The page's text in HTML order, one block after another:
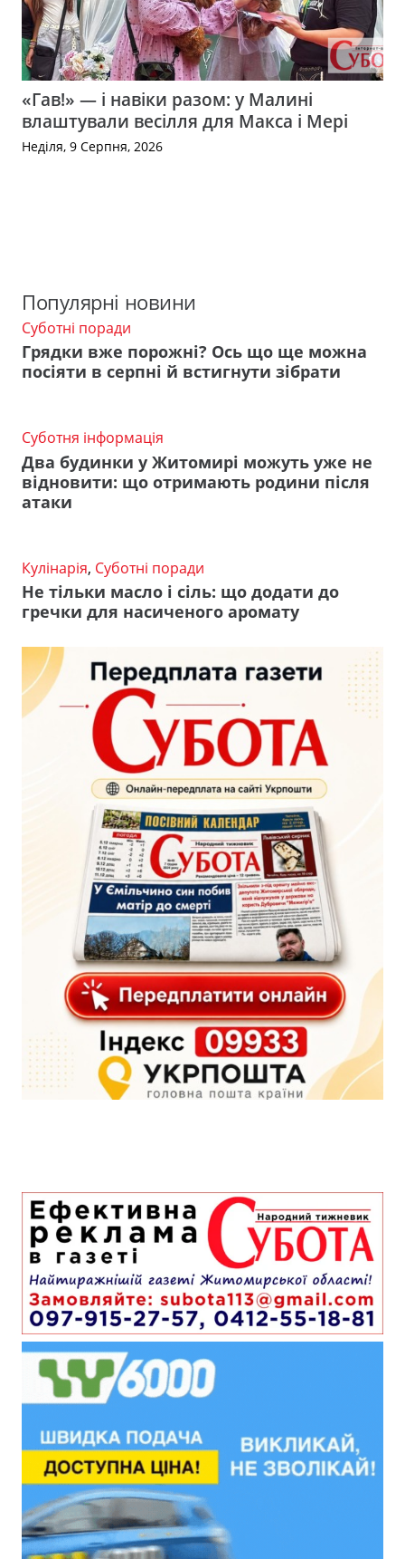
«Гав!» — і навіки разом: у Малині
влаштували весілля для Макса і Мері
Неділя, 9 Серпня, 2026
Популярні новини
Суботні поради
Грядки вже порожні? Ось що ще можна
посіяти в серпні й встигнути зібрати
Суботня інформація
Два будинки у Житомирі можуть уже не
відновити: що отримають родини після
атаки
Кулінарія, Суботні поради
Не тільки масло і сіль: що додати до
гречки для насиченого аромату